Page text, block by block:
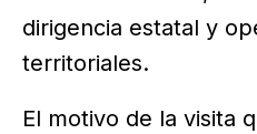
dirigencia estatal y
territoriales.
El motivo de la visita